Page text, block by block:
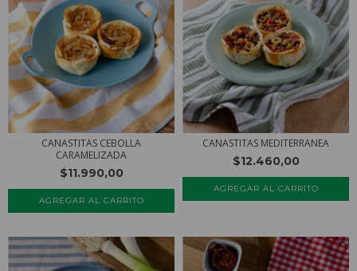
CANASTITAS CEBOLLA
CARAMELIZADA
$11.990,00
CANASTITAS MEDITERRANEA
$12.460,00